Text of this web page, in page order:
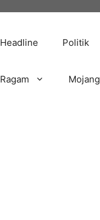
Headline Politik
Ragam Mojang